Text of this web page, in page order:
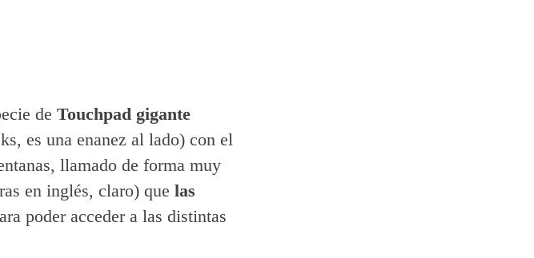
de Touchpad gigante
es una enanez al lado) con el
llamado de forma muy
en inglés, claro) que las
poder acceder a las distintas